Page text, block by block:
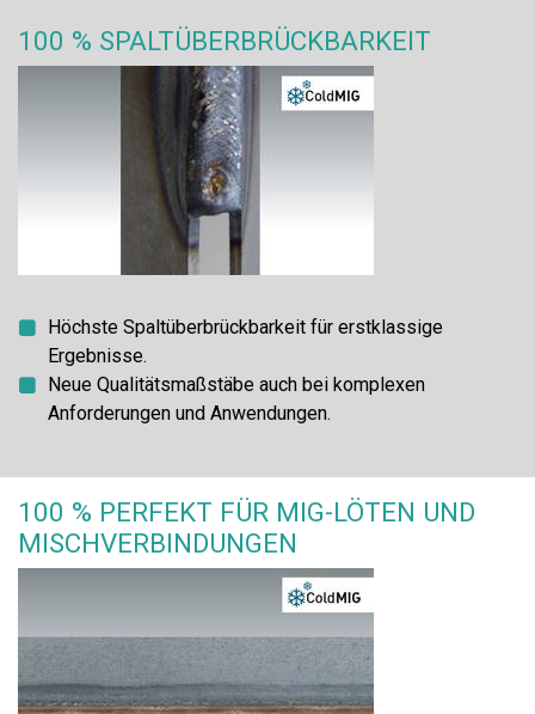
100 % SPALTÜBERBRÜCKBARKEIT
Höchste Spaltüberbrückbarkeit für erstklassige
Ergebnisse.
Neue Qualitätsmaßstäbe auch bei komplexen
Anforderungen und Anwendungen.
100 % PERFEKT FÜR MIG-LÖTEN UND
MISCHVERBINDUNGEN